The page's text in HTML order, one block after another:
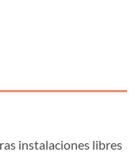
instalaciones libres